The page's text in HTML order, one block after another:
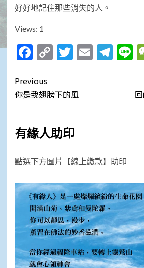
好好地記住那些消失的人。
Views: 1
Facebook
CopyTwitter
Email
Post
navigation
Previous
你是我翅膀下的風
有緣人助印
點選下方圖片【線上繳款】助印